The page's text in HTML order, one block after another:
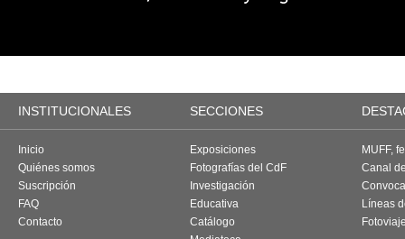
INSTITUCIONALES SECCIONES
Inicio
Quiénes somos
Suscripción
FAQ
Contacto
Exposiciones
Fotografías del CdF
Investigación
Educativa
Catálogo
MUFF,
Canal
Líneas